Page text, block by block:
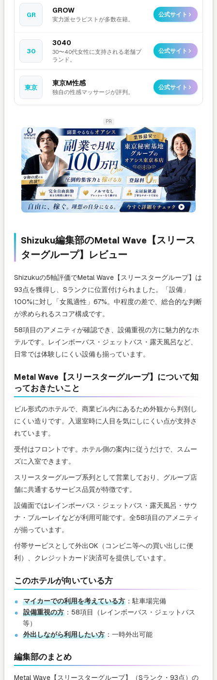
GR GROW
実力派セラピストが多数在籍。
公式サイト
30
3040
30〜40代女性に支持される老舗ブ
ランド。
公式サイト
東京 東京M性感
独自の性感マッサージが評判。
公式サイト
PR
Shizuku編集部のMetal Wave【スリース
ターグループ】レビュー
Shizukuの5軸評価でMetal Wave【スリースターグループ】は
93点を獲得し、Sランクに位置付けられました。「設備」
100%に対し「女風適性」67%。中程度の差で、総合的な判断
が求められるスコア構成です。
58項目のアメニティが確認でき、設備重視の方に魅力的なホ
テルです。レインボーバス・ジェットバス・露天風呂など、
日常では体験しにくい設備も揃っています。
Metal Wave【スリースターグループ】について知
っておきたいこと
ビル形式のホテルで、商業ビル内にあるため外観から判別し
にくい造りです。入退室時に人目を気にしにくい点が支持さ
れています。
受付はフロントです。ホテル側の案内に従うだけで、スムー
ズに入室できます。
スリースターグループ系列として営業しており、グループ店
舗に共通するサービス品質が特徴です。
設備面ではレインボーバス・ジェットバス・露天風呂・サウ
ナ・ブルーレイなどが利用可能です。全58項目のアメニティ
が揃っています。
付帯サービスとして外出OK（コンビニ等への買い出しに便
利）、クレジットカード決済可を提供しています。
このホテルが向いている方
マイカーでの利用を考えている方 ：駐車場完備
設備重視の方 ：58項目（レインボーバス・ジェットバス
等）
外出しながら利用したい方 ：一時外出可能
編集部のまとめ
Metal Wave【スリースターグループ】（Sランク・93点）の